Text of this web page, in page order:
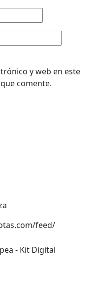
y web en este
comente.
feed/